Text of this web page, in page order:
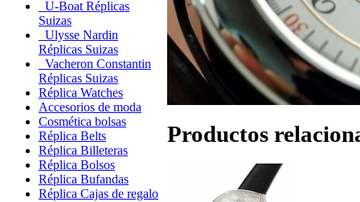
U-Boat Réplicas
Suizas
Ulysse Nardin
Réplicas Suizas
Vacheron Constantin
Réplicas Suizas
Réplica Watches
Accesorios de moda
Cosmética bolsas
Réplica Belts
Réplica Billeteras
Réplica Bolsos
Réplica Bufandas
Réplica Cajas de regalo
Productos